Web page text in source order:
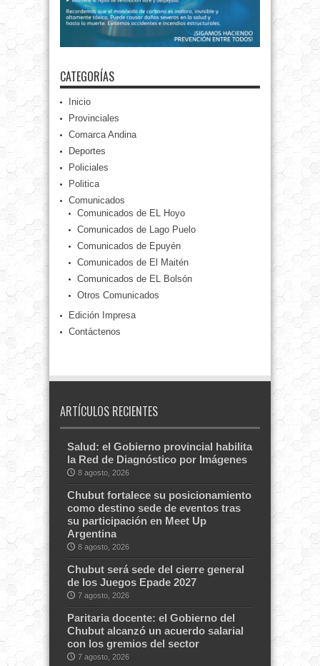
CATEGORÍAS
Inicio
Provinciales
Comarca Andina
Deportes
Policiales
Politica
Comunicados
Comunicados de EL Hoyo
Comunicados de Lago Puelo
Comunicados de Epuyén
Comunicados de El Maitén
Comunicados de EL Bolsón
Otros Comunicados
Edición Impresa
Contáctenos
ARTÍCULOS RECIENTES
Salud: el Gobierno provincial habilita
la Red de Diagnóstico por Imágenes
8 agosto, 2026
Chubut fortalece su posicionamiento
como destino sede de eventos tras
su participación en Meet Up
Argentina
8 agosto, 2026
Chubut será sede del cierre general
de los Juegos Epade 2027
7 agosto, 2026
Paritaria docente: el Gobierno del
Chubut alcanzó un acuerdo salarial
con los gremios del sector
7 agosto, 2026